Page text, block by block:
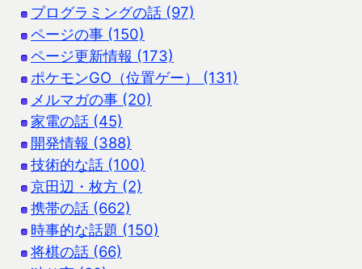
プログラミングの話 (97)
ページの事 (150)
ページ更新情報 (173)
ポケモンGO（位置ゲー） (131)
メルマガの事 (20)
家電の話 (45)
開発情報 (388)
技術的な話 (100)
京田辺・枚方 (2)
携帯の話 (662)
時事的な話題 (150)
将棋の話 (66)